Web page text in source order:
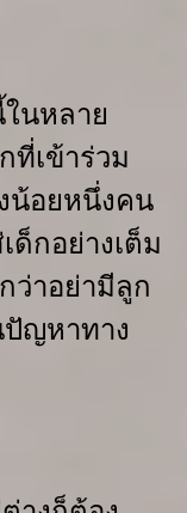
นหลาย
ที่เข้าร่วม
น้อยหนึ่งคน
ด็กอย่างเต็ม
าอย่ามีลูก
ปัญหาทาง